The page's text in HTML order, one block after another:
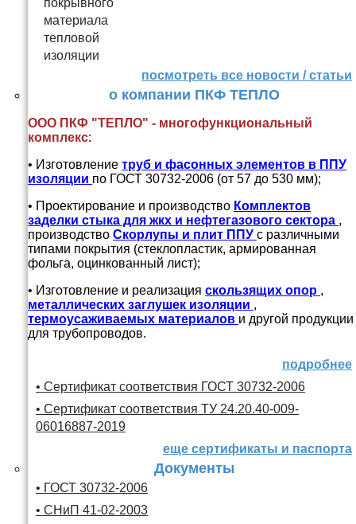
посмотреть все новости / статьи
о компании ПКФ ТЕПЛО
ООО ПКФ "ТЕПЛО" - многофункциональный
комплекс:
• Изготовление труб и фасонных элементов в ППУ
изоляции по ГОСТ 30732-2006 (от 57 до 530 мм);
• Проектирование и производство Комплектов
заделки стыка для жкх и нефтегазового сектора ,
производство Скорлупы и плит ППУ с различными
типами покрытия (стеклопластик, армированная
фольга, оцинкованный лист);
• Изготовление и реализация скользящих опор ,
металлических заглушек изоляции ,
термоусаживаемых материалов и другой продукции
для трубопроводов.
подробнее
• Сертификат соответствия ГОСТ 30732-2006
• Сертификат соответствия ТУ 24.20.40-009-
06016887-2019
еще сертификаты и паспорта
Документы
• ГОСТ 30732-2006
• СНиП 41-02-2003